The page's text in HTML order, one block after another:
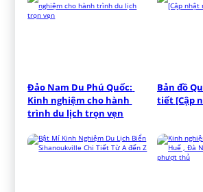
Đảo Nam Du Phú Quốc:
Kinh nghiệm cho hành
trình du lịch trọn vẹn
Bản đồ
tiết [Cập